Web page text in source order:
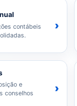
contábeis
›
e
conselhos
›